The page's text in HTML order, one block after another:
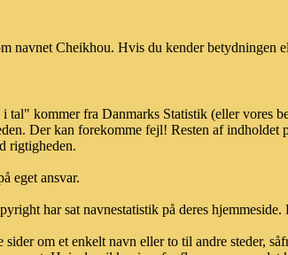
navnet Cheikhou. Hvis du kender betydningen
kommer fra Danmarks Statistik (eller vores
Der kan forekomme fejl! Resten af indholdet
rigtigheden.
eget ansvar.
har sat navnestatistik på deres
om et enkelt navn eller to til andre steder,